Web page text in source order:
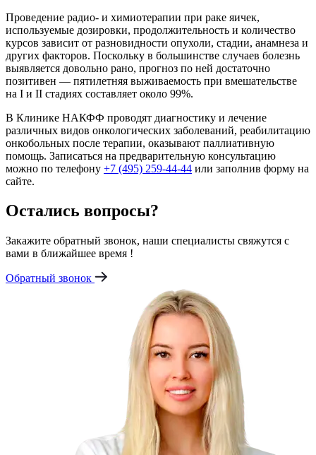
Проведение радио- и химиотерапии при раке яичек,
используемые дозировки, продолжительность и количество
курсов зависит от разновидности опухоли, стадии, анамнеза и
других факторов. Поскольку в большинстве случаев болезнь
выявляется довольно рано, прогноз по ней достаточно
позитивен — пятилетняя выживаемость при вмешательстве
на I и II стадиях составляет около 99%.
В Клинике НАКФФ проводят диагностику и лечение
различных видов онкологических заболеваний, реабилитацию
онкобольных после терапии, оказывают паллиативную
помощь. Записаться на предварительную консультацию
можно по телефону +7 (495) 259-44-44 или заполнив форму на
сайте.
Остались вопросы?
Закажите обратный звонок, наши специалисты свяжутся с
вами в ближайшее время !
Обратный звонок